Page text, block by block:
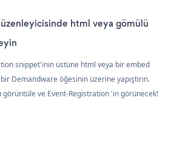
html veya gömülü
snippet'inin üstüne html veya bir embed
Demandware öğesinin üzerine yapıştırın.
görüntüle ve Event-Registration 'in görünecek!